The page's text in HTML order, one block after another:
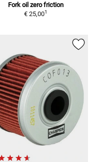
Fork oil zero friction
€ 25,001